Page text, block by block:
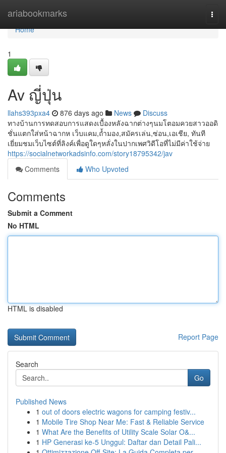
ariabookmarks
Home
Home
1
Av ญี่ปุ่น
llahs393pxa4 876 days ago News
Discuss
ทางบ้านการทดสอบการแสดงเบื้องหลังฉากต่างๆนมโตอมควยสาวออดิ
ชั่นแตกใส่หน้าฉากห เว็บแคม,ถ้ำมอง,สมัครเล่น,ซ่อน,เอเชีย, ทันที
เยี่ยมชมเว็บไซต์ที่ลิงค์เพื่อดูใดๆหลั่งในปากเพศวิดีโอที่ไม่มีค่าใช้จ่าย
https://socialnetworkadsinfo.com/story18795342/jav
Comments
Who Upvoted
Comments
Submit a Comment
No HTML
HTML is disabled
Report Page
Search
Go
Published News
1 out of doors electric wagons for camping festiv...
1 Mobile Tire Shop Near Me: Fast & Reliable Service
1 What Are the Benefits of Utility Scale Solar O&...
1 HP Generasi ke-5 Unggul: Daftar dan Detail Pali...